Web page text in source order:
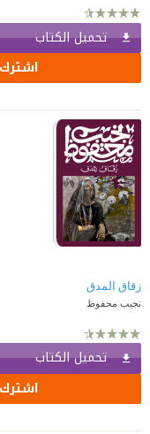
تحميل الكتاب
زقاق المدق
نجيب محفوظ
تحميل الكتاب